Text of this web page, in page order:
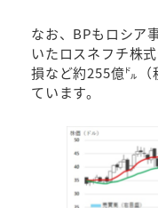
なお、BPもロシア
いたロスネフチ株
損など約255億㌦
ています。